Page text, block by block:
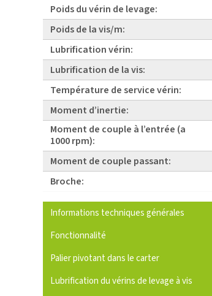
Poids du vérin de levage:
Poids de la vis/m:
Lubrification vérin:
Lubrification de la vis:
Température de service vérin:
Moment d’inertie:
Moment de couple à l’entrée (a
1000 rpm):
Moment de couple passant:
Broche:
Informations techniques générales
Fonctionnalité
Palier pivotant dans le carter
Lubrification du vérins de levage à vis